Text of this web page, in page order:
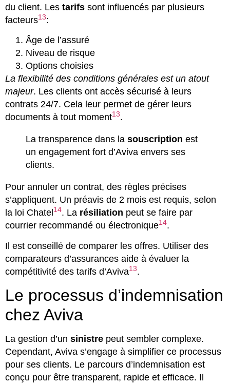
du client. Les tarifs sont influencés par plusieurs
facteurs13:
Âge de l’assuré
Niveau de risque
Options choisies
La flexibilité des conditions générales est un atout
majeur. Les clients ont accès sécurisé à leurs
contrats 24/7. Cela leur permet de gérer leurs
documents à tout moment13.
La transparence dans la souscription est
un engagement fort d’Aviva envers ses
clients.
Pour annuler un contrat, des règles précises
s’appliquent. Un préavis de 2 mois est requis, selon
la loi Chatel 14. La résiliation peut se faire par
courrier recommandé ou électronique14.
Il est conseillé de comparer les offres. Utiliser des
comparateurs d’assurances aide à évaluer la
compétitivité des tarifs d’Aviva13.
Le processus d’indemnisation
chez Aviva
La gestion d’un sinistre peut sembler complexe.
Cependant, Aviva s’engage à simplifier ce processus
pour ses clients. Le parcours d’indemnisation est
conçu pour être transparent, rapide et efficace. Il